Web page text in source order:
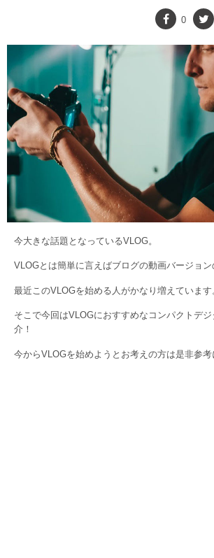
0
今大きな話題となっているVLOG。
VLOGとは簡単に言えばブログの動画バージョン
最近このVLOGを始める人がかなり増えています
そこで今回はVLOGにおすすめなコンパクトデ
介！
今からVLOGを始めようとお考えの方は是非参考